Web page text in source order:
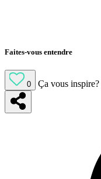
Faites-vous entendre
0 Ça vous inspire?